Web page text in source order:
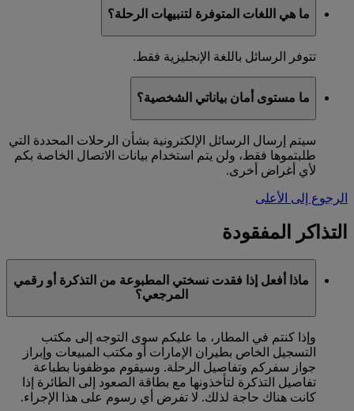
ما هي اللغات المتوفرة لتنبيهات الرحلة؟
تتوفر الرسائل باللغة الإنجليزية فقط.
ما مستوى أمان بياناتي الشخصية؟
سيتم إرسال الرسائل الإلكترونية بشأن الرحلات المحددة التي
طلبتموها فقط، ولن يتم استخدام بيانات الاتصال الخاصة بكم
لأي أغراض أخرى.
الرجوع إلى الأعلى
التذاكر المفقودة
ماذا أفعل إذا فقدت نسختي المطبوعة من التذكرة أو رقمي
المرجعي؟
وإذا كنتم في المطار، ما عليكم سوى التوجه إلى مكتب
التسجيل الخاص بطيران الإمارات أو مكتب المبيعات وإبراز
جواز سفركم وتفاصيل الرحلة. وسيقوم موظفونا بطباعة
تفاصيل التذكرة لتأخذونها مع بطاقة الصعود إلى الطائرة إذا
كانت هناك حاجة لذلك. لا تفرض أي رسوم على هذا الإجراء.